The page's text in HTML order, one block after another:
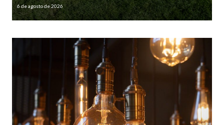
6 de agosto de 2026